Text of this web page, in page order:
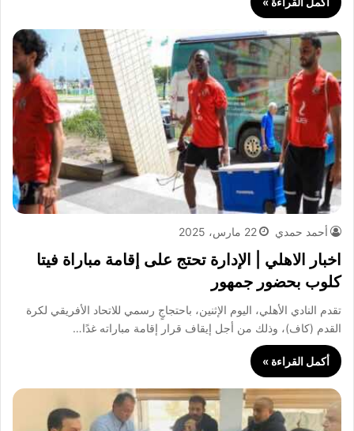
أحمد حمدي 22 مارس، 2025
اخبار الاهلي | الإدارة تحتج على إقامة مباراة فيتا
كلوب بحضور جمهور
تقدم النادي الأهلي، اليوم الإثنين، باحتجاجٍ رسمي للاتحاد الأفريقي لكرة
القدم (كاف)، وذلك من أجل إيقاف قرار إقامة مباراته غدًا…
أكمل القراءة »